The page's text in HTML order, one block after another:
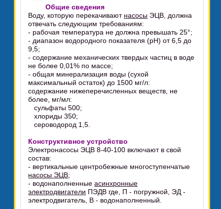
Общие сведения
Воду, которую перекачивают насосы ЭЦВ, должна
отвечать следующим требованиям:
- рабочая температура не должна превышать 25°;
- диапазон водородного показателя (pH) от 6,5 до
9,5;
- содержание механических твердых частиц в воде
не более 0,01% по массе;
- общая минерализация воды (сухой
максимальный остаток) до 1500 мг/л:
содержание нижеперечисленных веществ, не
более, мг/мл:
сульфаты 500;
хлориды 350;
сероводород 1,5.
Конструктивное устройство
Электронасосы ЭЦВ 8-40-100 включают в свой
состав:
- вертикальные центробежные многоступенчатые
насосы ЭЦВ;
- водонаполненныеасинхронные
электродвигатели ПЭДВ где, П - погружной, ЭД -
электродвигатель, В - водонаполненный.